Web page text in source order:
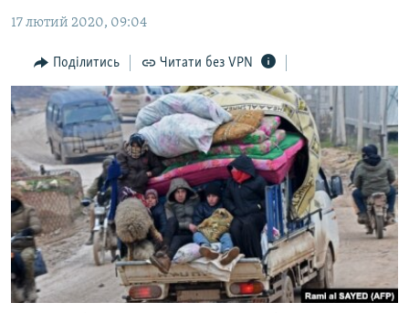
основної
Перейти
до
пошуку
БЛОГИ
ПОГЛЯД
ІНТЕРВ'Ю
ВСЕ ЗА ДЕНЬ
СПЕЦПРОЕКТИ
ДЕПОРТАЦІЯ
ВІДЕОУРОКИ «ELIFBE»
СВІДЧЕННЯ ОКУПАЦІЇ
УКРАЇНСЬКА ПРОБЛЕМА КРИМУ
ЯК ОБІЙТИ БЛОКУВАННЯ
Русский
Qırımtatar
17 лютий 2020, 09:04
Поділитись Читати без VPN